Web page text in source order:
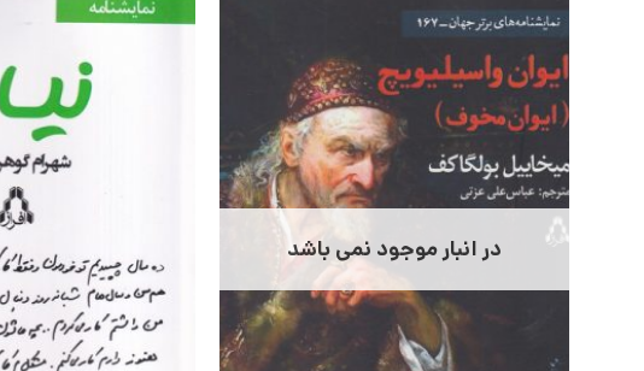
در انبار موجود نمی باشد